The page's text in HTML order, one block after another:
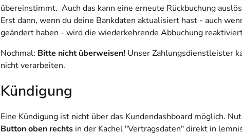
übereinstimmt. Auch das kann eine erneute Rückbuchung
Erst dann, wenn du deine Bankdaten aktualisiert hast - auch
geändert haben - wird die wiederkehrende Abbuchung
Nochmal: Bitte nicht überweisen! Unser Zahlungsdienstleister
nicht verarbeiten.
Kündigung
Eine Kündigung ist nicht über das Kundendashboard möglich.
Button oben rechts in der Kachel "Vertragsdaten" direkt in